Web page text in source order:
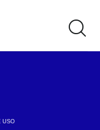
USO